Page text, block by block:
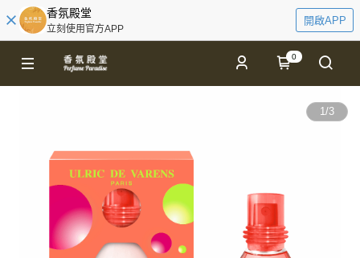
香氛殿堂
立刻使用官方APP
開啟APP
0
1/3